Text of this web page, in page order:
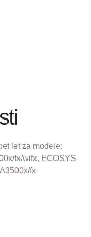
let za modele:
fx/wifx, ECOSYS
fx